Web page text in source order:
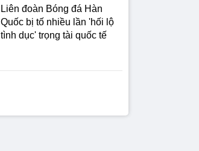
Liên đoàn Bóng đá Hàn
Quốc bị tố nhiều lần 'hối lộ
tình dục' trọng tài quốc tế